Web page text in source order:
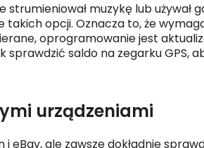
muzykę lub używał
takich opcji. Oznacza to, że
oprogramowanie jest
sprawdzić saldo na zegarku GPS,
urządzeniami
ieBay, ale zawsze dokładnie